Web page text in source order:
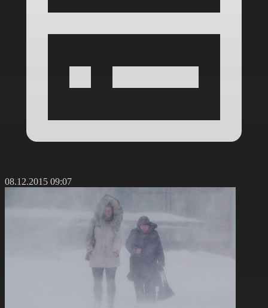
08.12.2015 09:07